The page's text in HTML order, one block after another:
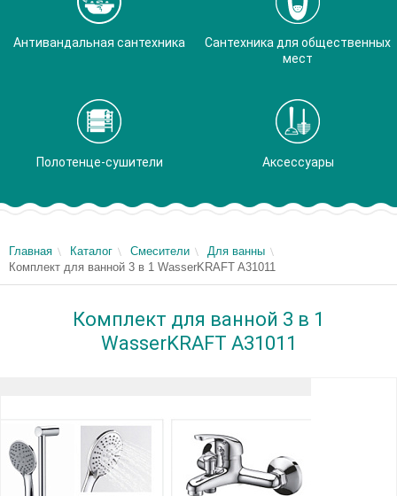
Антивандальная сантехника
Сантехника для общественных
мест
Полотенце-сушители Аксессуары
Главная Каталог Смесители
Для ванны
Комплект для ванной 3 в 1 WasserKRAFT A31011
Комплект для ванной 3 в 1
WasserKRAFT A31011